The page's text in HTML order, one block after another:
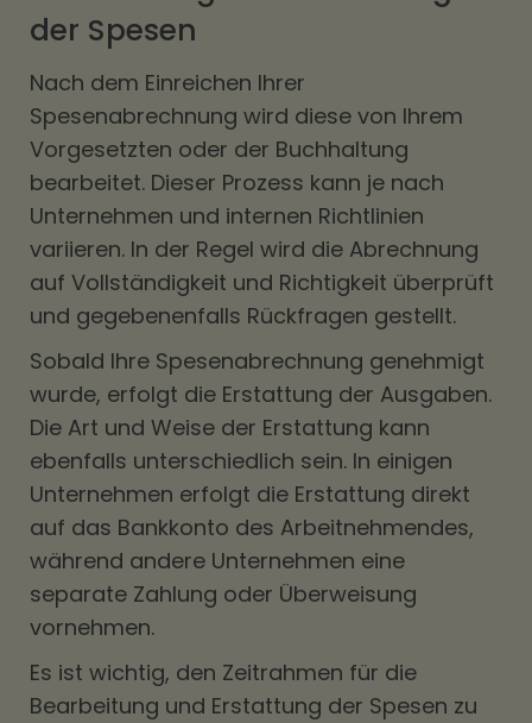
der Spesen
Nach dem Einreichen Ihrer
Spesenabrechnung wird diese von Ihrem
Vorgesetzten oder der Buchhaltung
bearbeitet. Dieser Prozess kann je nach
Unternehmen und internen Richtlinien
variieren. In der Regel wird die Abrechnung
auf Vollständigkeit und Richtigkeit überprüft
und gegebenenfalls Rückfragen gestellt.
Sobald Ihre Spesenabrechnung genehmigt
wurde, erfolgt die Erstattung der Ausgaben.
Die Art und Weise der Erstattung kann
ebenfalls unterschiedlich sein. In einigen
Unternehmen erfolgt die Erstattung direkt
auf das Bankkonto des Arbeitnehmendes,
während andere Unternehmen eine
separate Zahlung oder Überweisung
vornehmen.
Es ist wichtig, den Zeitrahmen für die
Bearbeitung und Erstattung der Spesen zu